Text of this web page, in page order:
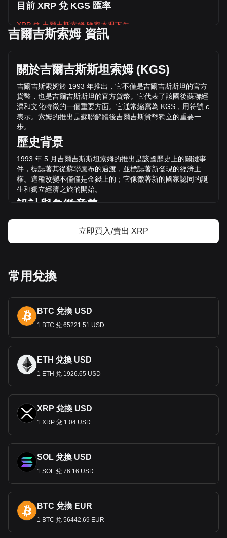
目前 XRP 兌 KGS 匯率
XRP 兌 吉爾吉斯索姆 匯率本週下跌。
XRP 的目前價格是 с90.28 / XRP，總市值為62,533,270,000
交易量在過去24小時內下跌了 XRP%（с13,918,907,307.37
KGS），而同期 с58,281,024,132.28 的交易量為 +23.88 。
透過 Bitget 了解更多 XRP 相關資訊
XRP 價格
XRP價格預測
什麼是 XRP（XRP）？
XRP 收益計算器
吉爾吉斯索姆 資訊
關於吉爾吉斯斯坦索姆(KGS)
吉爾吉斯索姆於 1993 年推出，它不僅是吉爾吉斯斯坦的官方
貨幣，也是吉爾吉斯斯坦的官方貨幣。它代表了該國後蘇聯經
濟和文化特徵的一個重要方面。它通常縮寫為 KGS ，用符號 с
表示。索姆的推出是蘇聯解體後吉爾吉斯貨幣獨立的重要一
步。
歷史背景
1993 年 5 月吉爾吉斯斯坦索姆的推出是該國歷史上的關鍵事
件，標誌著其從蘇聯盧布的過渡，並標誌著新發現的經濟主
權。這種改變不僅僅是金錢上的；它像徵著新的國家認同的誕
生和獨立經濟之旅的開始。
設計與象徵意義
吉爾吉斯索姆的設計是該國傳統和願望的豐富掛毯。紙幣和硬
幣上印有突出的歷史人物、地標和符號，反映了吉爾吉斯豐富
經濟作用
作為吉爾吉斯斯坦的主要交換媒介，索姆對其經濟至關重要。
易，在國家經濟活動和穩定中發揮著至關重要的作用。
貨幣政策與通貨膨脹
索姆由吉爾吉斯國家銀行管理，面臨通貨膨脹和匯率波動等挑
戰。央行的貨幣政策旨在穩定幣值、控制通貨膨脹、創造有利
於經濟成長和穩定的條件。
國際貿易與吉爾吉斯索姆
中國等主要貿易夥伴的交易中。穩定且有競爭力的匯率對於維
持健康的貿易關係和吸引外國投資至關重要。
匯款和經濟影響
坦公民的匯款是外國收入的重要來源。這些資金轉化為索姆，
支持許多家庭並為國家經濟做出貢獻。
XRP 匯率是 XRP 兌換 KGS，XRP 的貨幣代碼是
XRP。立即使用我們的加密貨幣計算器，查看您的加
立即買入/賣出 XRP
常用兌換
BTC 兌換 USD
1 BTC 兌 65221.51 USD
ETH 兌換 USD
1 ETH 兌 1926.65 USD
XRP 兌換 USD
1 XRP 兌 1.04 USD
SOL 兌換 USD
1 SOL 兌 76.16 USD
BTC 兌換 EUR
1 BTC 兌 56442.69 EUR